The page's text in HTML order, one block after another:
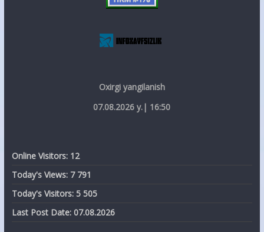
Oxirgi yangilanish
07.08.2026 y.| 16:50
Online Visitors: 12
Today's Views: 7 791
Today's Visitors: 5 505
Last Post Date: 07.08.2026